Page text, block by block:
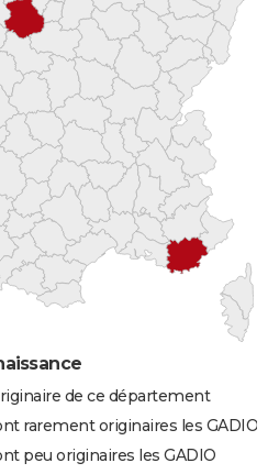
de ce département
rarement originaires les GADIO
peu originaires les GADIO